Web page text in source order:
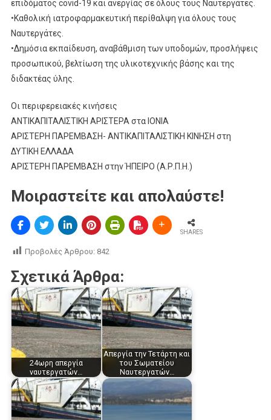
επιδόματος covid-19 και ανεργίας σε όλους τους Ναυτεργάτες.
•Καθολική ιατροφαρμακευτική περίθαλψη για όλους τους
Ναυτεργάτες.
•Δημόσια εκπαίδευση, αναβάθμιση των υποδομών, προσλήψεις
προσωπικού, βελτίωση της υλικοτεχνικής βάσης και της
διδακτέας ύλης.
Οι περιφερειακές κινήσεις
ΑΝΤΙΚΑΠΙΤΑΛΙΣΤΙΚΗ ΑΡΙΣΤΕΡΑ στα ΙΟΝΙΑ
ΑΡΙΣΤΕΡΗ ΠΑΡΕΜΒΑΣΗ- ΑΝΤΙΚΑΠΙΤΑΛΙΣΤΙΚΗ ΚΙΝΗΣΗ στη
ΔΥΤΙΚΗ ΕΛΛΑΔΑ
ΑΡΙΣΤΕΡΗ ΠΑΡΕΜΒΑΣΗ στην ΉΠΕΙΡΟ (Α.Ρ.Π.Η.)
Μοιραστείτε και απολαύστε!
SHARES
Προβολές Άρθρου: 842
Σχετικά Άρθρα:
24ωρη απεργία
ναυτεργατών…
Απεργία την Τετάρτη και
του Σωματείου
Ναυτεργατών…